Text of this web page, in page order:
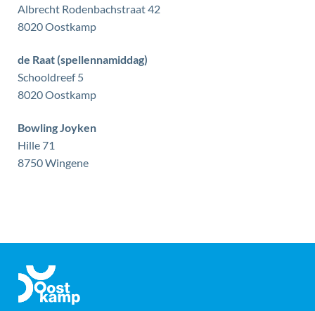
Albrecht Rodenbachstraat 42
,8020Oostkamp
de Raat (spellennamiddag)
Schooldreef 5
,8020Oostkamp
Bowling Joyken
Hille 71
,8750Wingene
Gemeente
Oostkamp